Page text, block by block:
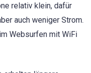
relativ klein, dafür
auch weniger Strom.
Websurfen mit WiFi